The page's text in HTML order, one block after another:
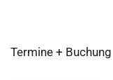
Termine + Buchung